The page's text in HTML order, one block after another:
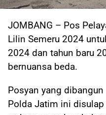
JOMBANG – Pos
Lilin Semeru 2024
2024 dan tahun baru
bernuansa beda.
Posyan yang
Polda Jatim ini